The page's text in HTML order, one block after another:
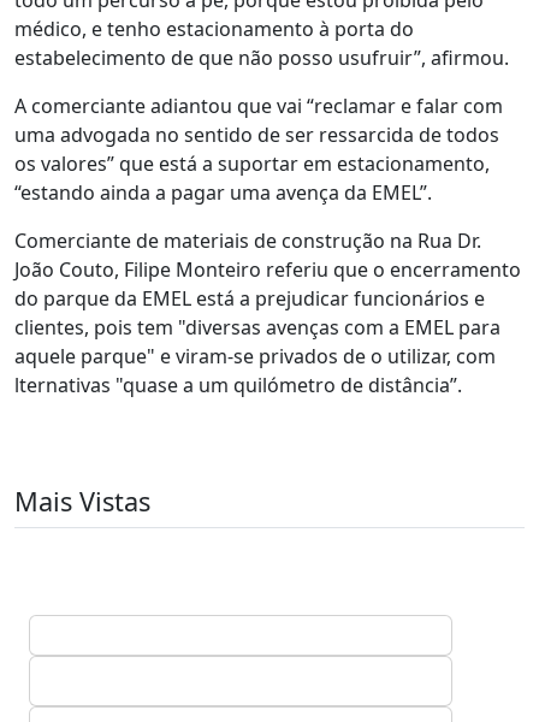
médico, e tenho estacionamento à porta do
estabelecimento de que não posso usufruir”, afirmou.
A comerciante adiantou que vai “reclamar e falar com
uma advogada no sentido de ser ressarcida de todos
os valores” que está a suportar em estacionamento,
“estando ainda a pagar uma avença da EMEL”.
Comerciante de materiais de construção na Rua Dr.
João Couto, Filipe Monteiro referiu que o encerramento
do parque da EMEL está a prejudicar funcionários e
clientes, pois tem "diversas avenças com a EMEL para
aquele parque" e viram-se privados de o utilizar, com
lternativas "quase a um quilómetro de distância”.
Mais Vistas